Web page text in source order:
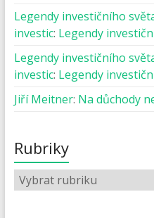
Legendy investičního
investic: Legendy
Legendy investičního
investic: Legendy
Jiří Meitner: Na důchody
Rubriky